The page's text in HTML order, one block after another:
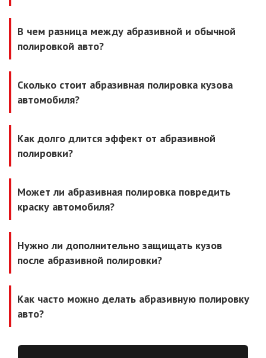
В чем разница между абразивной и обычной
полировкой авто?
Сколько стоит абразивная полировка кузова
автомобиля?
Как долго длится эффект от абразивной
полировки?
Может ли абразивная полировка повредить
краску автомобиля?
Нужно ли дополнительно защищать кузов
после абразивной полировки?
Как часто можно делать абразивную полировку
авто?